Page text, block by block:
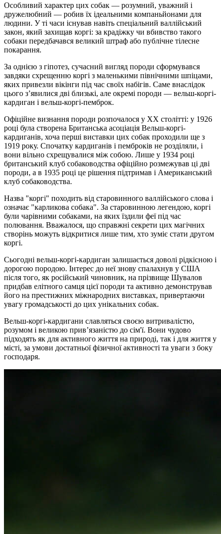
Особливий характер цих собак — розумний, уважний і
дружелюбний — робив їх ідеальними компаньйонами для
людини. У ті часи існував навіть спеціальний валлійський
закон, який захищав коргі: за крадіжку чи вбивство такого
собаки передбачався великий штраф або публічне тілесне
покарання.
За однією з гіпотез, сучасний вигляд породи сформувався
завдяки схрещенню коргі з маленькими північними шпіцами,
яких привезли вікінги під час своїх набігів. Саме внаслідок
цього з’явилися дві близькі, але окремі породи — вельш-коргі-
кардиган і вельш-коргі-пемброк.
Офіційне визнання породи розпочалося у XX столітті: у 1926
році була створена Британська асоціація Вельш-коргі-
кардиганів, хоча перші виставки цих собак проходили ще з
1919 року. Спочатку кардиганів і пемброків не розділяли, і
вони вільно схрещувалися між собою. Лише у 1934 році
британський клуб собаководства офіційно розмежував ці дві
породи, а в 1935 році це рішення підтримав і Американський
клуб собаководства.
Назва "коргі" походить від старовинного валлійського слова і
означає "карликова собака". За старовинною легендою, коргі
були чарівними собаками, на яких їздили феї під час
полювання. Вважалося, що справжні секрети цих магічних
створінь можуть відкритися лише тим, хто зуміє стати другом
коргі.
Сьогодні вельш-коргі-кардиган залишається доволі рідкісною і
дорогою породою. Інтерес до неї знову спалахнув у США
після того, як російський чиновник, на прізвище Шувалов
придбав елітного самця цієї породи та активно демонстрував
його на престижних міжнародних виставках, привертаючи
увагу громадськості до цих унікальних собак.
Вельш-коргі-кардигани славляться своєю витривалістю,
розумом і великою прив’язаністю до сім'ї. Вони чудово
підходять як для активного життя на природі, так і для життя у
місті, за умови достатньої фізичної активності та уваги з боку
господаря.